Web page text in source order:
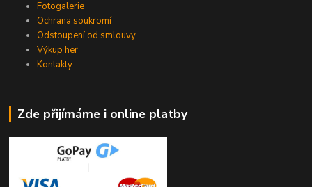
Fotogalerie
Ochrana soukromí
Odstoupení od smlouvy
Výkup her
Kontakty
Zde přijímáme i online platby